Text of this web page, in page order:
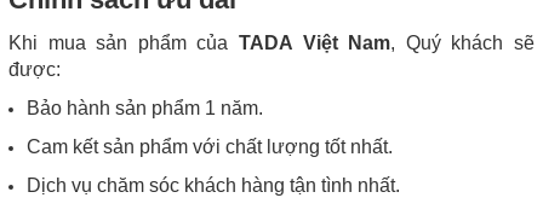
Khi mua sản phẩm của TADA Việt Nam, Quý khách sẽ
được:
Bảo hành sản phẩm 1 năm.
Cam kết sản phẩm với chất lượng tốt nhất.
Dịch vụ chăm sóc khách hàng tận tình nhất.